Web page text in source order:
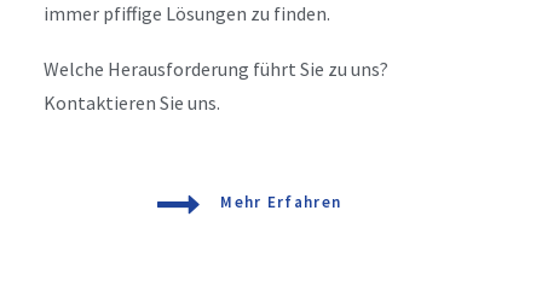
immer pfiffige Lösungen zu finden.
Welche Herausforderung führt Sie zu uns?
Kontaktieren Sie uns.
Mehr Erfahren